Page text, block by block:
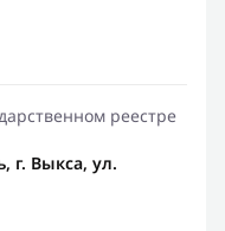
реестре
г. Выкса, ул.